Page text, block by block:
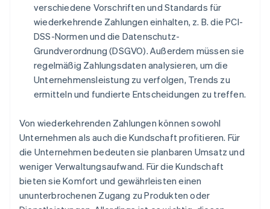
verschiedene Vorschriften und Standards für
wiederkehrende Zahlungen einhalten, z. B. die PCI-
DSS-Normen und die Datenschutz-
Grundverordnung (DSGVO). Außerdem müssen sie
regelmäßig Zahlungsdaten analysieren, um die
Unternehmensleistung zu verfolgen, Trends zu
ermitteln und fundierte Entscheidungen zu treffen.
Von wiederkehrenden Zahlungen können sowohl
Unternehmen als auch die Kundschaft profitieren. Für
die Unternehmen bedeuten sie planbaren Umsatz und
weniger Verwaltungsaufwand. Für die Kundschaft
bieten sie Komfort und gewährleisten einen
ununterbrochenen Zugang zu Produkten oder